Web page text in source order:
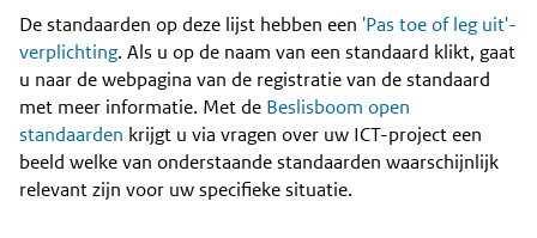
Content
De standaarden op deze lijst hebben een 'Pas toe of leg uit'-
verplichting. Als u op de naam van een standaard klikt, gaat
u naar de webpagina van de registratie van de standaard
met meer informatie. Met de Beslisboom open
standaarden krijgt u via vragen over uw ICT-project een
beeld welke van onderstaande standaarden waarschijnlijk
relevant zijn voor uw specifieke situatie.